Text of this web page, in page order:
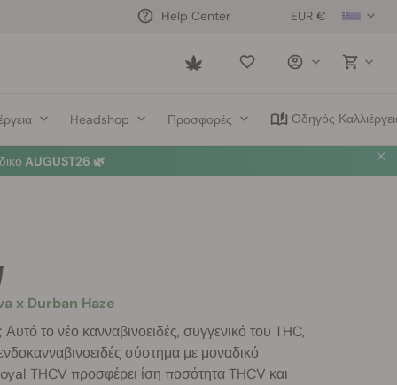
EUR €
Help Center
Saved
Headshop Προσφορές Οδηγός
AUGUST26 🌿
x Durban Haze
το νέο κανναβινοειδές, συγγενικό του THC,
σύστημα με μοναδικό
THCV προσφέρει ίση ποσότητα THCV και